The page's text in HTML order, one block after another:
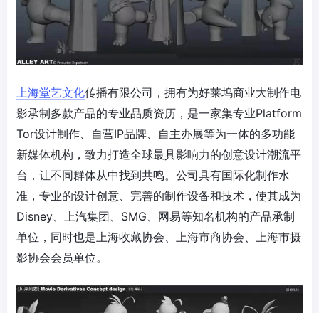
上海堂艺文化传播有限公司，拥有为好莱坞商业大制作电
影承制多款产品的专业品质资历，是一家集专业Platform
Tor设计制作、自营IP品牌、自主办展等为一体的多功能
新媒体机构，致力打造全球最具影响力的创意设计潮流平
台，让不同群体从中找到共鸣。公司具有国际化制作水
准，专业的设计创意、完善的制作设备和技术，使其成为
Disney、上汽集团、SMG、网易等知名机构的产品承制
单位，同时也是上海收藏协会、上海市商协会、上海市摄
影协会会员单位。